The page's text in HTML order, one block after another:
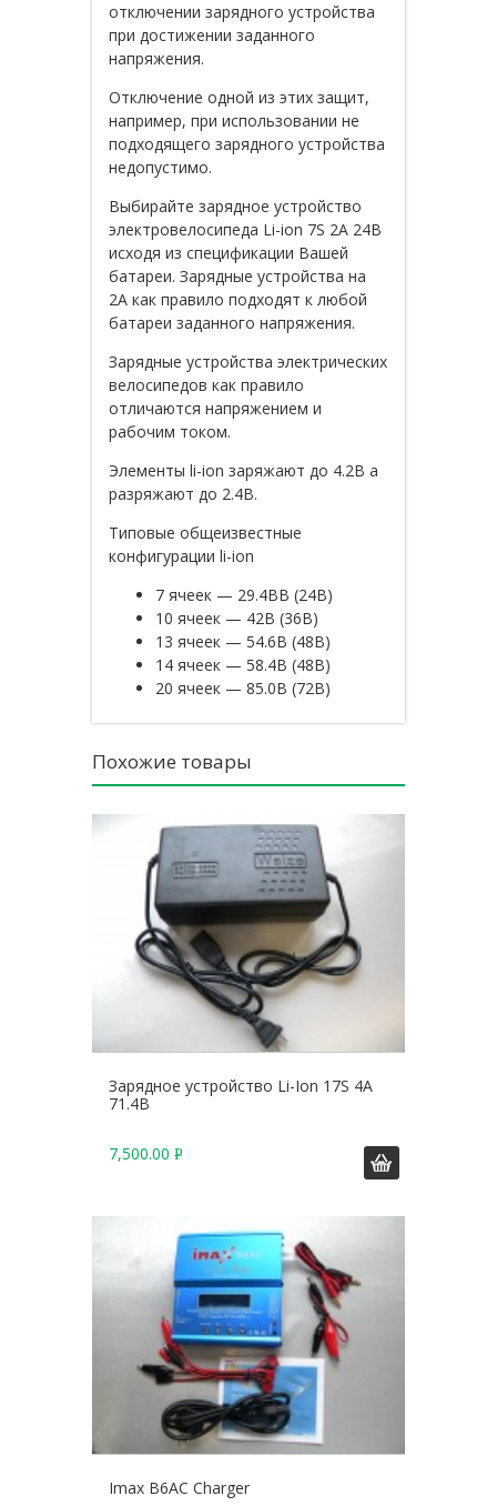
отключении зарядного устройства
при достижении заданного
напряжения.
Отключение одной из этих защит,
например, при использовании не
подходящего зарядного устройства
недопустимо.
Выбирайте зарядное устройство
электровелосипеда Li-ion 7S 2A 24В
исходя из спецификации Вашей
батареи. Зарядные устройства на
2А как правило подходят к любой
батареи заданного напряжения.
Зарядные устройства электрических
велосипедов как правило
отличаются напряжением и
рабочим током.
Элементы li-ion заряжают до 4.2В а
разряжают до 2.4В.
Типовые общеизвестные
конфигурации li-ion
7 ячеек — 29.4ВВ (24В)
10 ячеек — 42В (36В)
13 ячеек — 54.6В (48В)
14 ячеек — 58.4В (48В)
20 ячеек — 85.0В (72В)
Похожие товары
Зарядное устройство Li-Ion 17S 4A
71.4В
7,500.00 Р
Imax B6AC Charger